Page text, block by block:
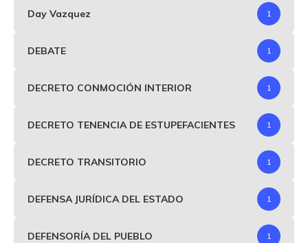
Day Vazquez 1
DEBATE 1
DECRETO CONMOCIÓN INTERIOR 1
DECRETO TENENCIA DE ESTUPEFACIENTES 1
DECRETO TRANSITORIO 1
DEFENSA JURÍDICA DEL ESTADO 1
DEFENSORÍA DEL PUEBLO 1